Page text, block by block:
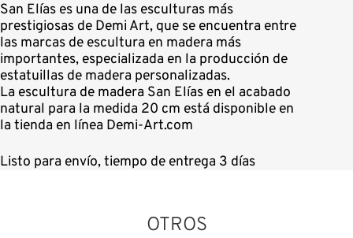
San Elías es una de las esculturas más
prestigiosas de Demi Art, que se encuentra entre
las marcas de escultura en madera más
importantes, especializada en la producción de
estatuillas de madera personalizadas.
La escultura de madera San Elías en el acabado
natural para la medida 20 cm está disponible en
la tienda en línea Demi-Art.com
Listo para envío, tiempo de entrega 3 días
OTROS